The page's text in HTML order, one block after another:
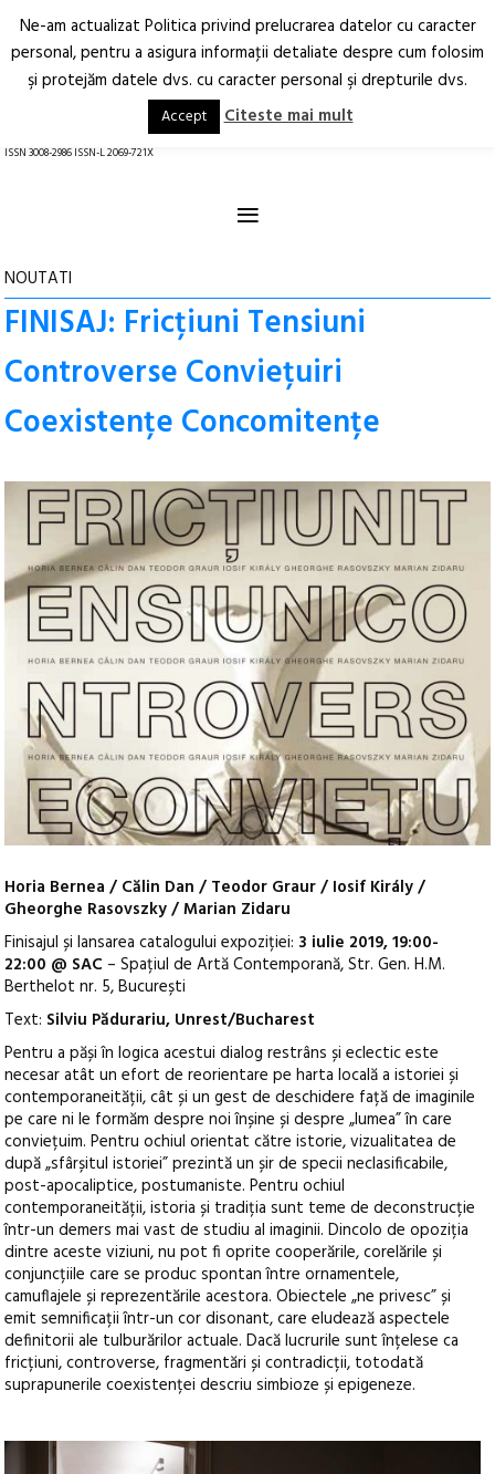
Arhitectură.
Oraș.
RO EN
ISSN 3008-2986 ISSN-L 2069-721X
≡
NOUTATI
FINISAJ: Fricțiuni Tensiuni
Controverse Conviețuiri
Coexistențe Concomitențe
Horia Bernea / Călin Dan / Teodor Graur / Iosif Király /
Gheorghe Rasovszky / Marian Zidaru
Finisajul și lansarea catalogului expoziției: 3 iulie 2019, 19:00-
22:00 @ SAC – Spațiul de Artă Contemporană, Str. Gen. H.M.
Berthelot nr. 5, București
Text: Silviu Pădurariu, Unrest/Bucharest
Pentru a păși în logica acestui dialog restrâns și eclectic este
necesar atât un efort de reorientare pe harta locală a istoriei și
contemporaneității, cât și un gest de deschidere față de imaginile
pe care ni le formăm despre noi înșine și despre „lumea” în care
conviețuim. Pentru ochiul orientat către istorie, vizualitatea de
după „sfârșitul istoriei” prezintă un șir de specii neclasificabile,
post-apocaliptice, postumaniste. Pentru ochiul
contemporaneității, istoria și tradiția sunt teme de deconstrucție
într-un demers mai vast de studiu al imaginii. Dincolo de opoziția
dintre aceste viziuni, nu pot fi oprite cooperările, corelările și
conjuncțiile care se produc spontan între ornamentele,
camuflajele și reprezentările acestora. Obiectele „ne privesc” și
emit semnificații într-un cor disonant, care eludează aspectele
definitorii ale tulburărilor actuale. Dacă lucrurile sunt înțelese ca
fricțiuni, controverse, fragmentări și contradicții, totodată
suprapunerile coexistenței descriu simbioze și epigeneze.
Ne-am actualizat Politica privind prelucrarea datelor cu caracter
personal, pentru a asigura informaţii detaliate despre cum folosim
şi protejăm datele dvs. cu caracter personal şi drepturile dvs.
Accept Citeste mai mult